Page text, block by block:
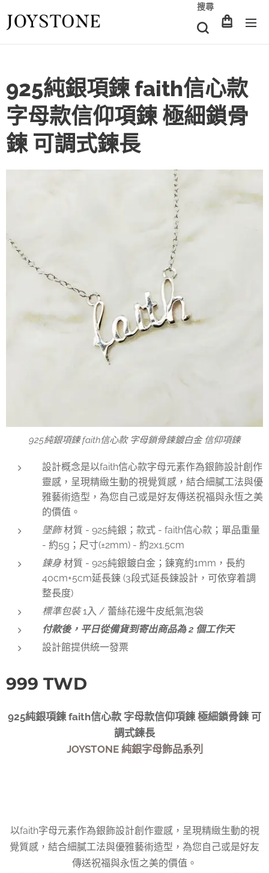
搜尋
925純銀項鍊 faith信心款
字母款信仰項鍊 極細鎖骨
鍊 可調式鍊長
925純銀項鍊 faith信心款 字母鎖骨鍊鍍白金 信仰項鍊
設計概念是以faith信心款字母元素作為銀飾設計創作
靈感，呈現精緻生動的視覺質感，結合細膩工法與優
雅藝術造型，為您自己或是好友傳送祝福與永恆之美
的價值。
墜飾材質 - 925純銀；款式 - faith信心款；單品重量
- 約5g；尺寸(±2mm) - 約2x1.5cm
鍊身材質 - 925純銀鍍白金；鍊寬約1mm，長約
40cm+5cm延長鍊 (3段式延長鍊設計，可依穿着調
整長度)
標準包裝1入 / 蕾絲花邊牛皮紙氣泡袋
付款後，平日從備貨到寄出商品為 2 個工作天
設計館提供統一發票
999 TWD
925純銀項鍊 faith信心款 字母款信仰項鍊 極細鎖骨鍊 可
調式鍊長
JOYSTONE 純銀字母飾品系列
以faith字母元素作為銀飾設計創作靈感，呈現精緻生動的視
覺質感，結合細膩工法與優雅藝術造型，為您自己或是好友
傳送祝福與永恆之美的價值。